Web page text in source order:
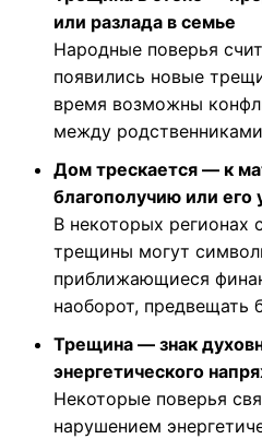
или разлада в семье
Народные поверья
появились новые
время возможны
между
Дом трескается — к
благополучию или его
В некоторых регионах
трещины могут
приближающиеся
наоборот, предвещать
Трещина — знак
энергетического
Некоторые поверья
нарушением